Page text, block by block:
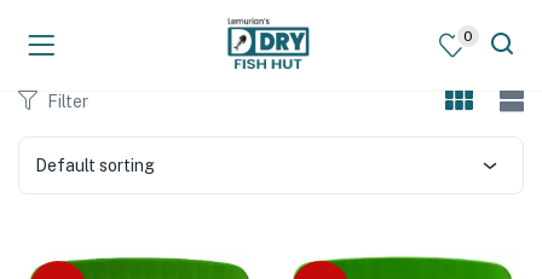
0
Filter
Default sorting